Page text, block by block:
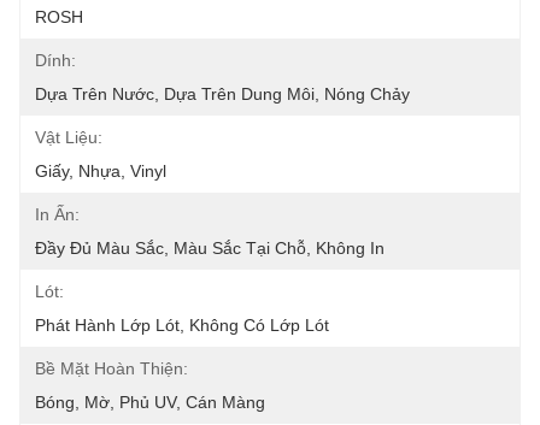
ROSH
Dính:
Dựa Trên Nước, Dựa Trên Dung Môi, Nóng Chảy
Vật Liệu:
Giấy, Nhựa, Vinyl
In Ấn:
Đầy Đủ Màu Sắc, Màu Sắc Tại Chỗ, Không In
Lót:
Phát Hành Lớp Lót, Không Có Lớp Lót
Bề Mặt Hoàn Thiện:
Bóng, Mờ, Phủ UV, Cán Màng